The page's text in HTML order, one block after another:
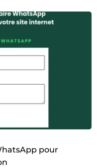
pour établir votre
Grâce à une
vos attentes, tout en
pour maximiser
pour